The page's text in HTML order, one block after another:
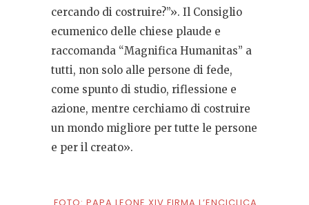
cercando di costruire?”». Il Consiglio
ecumenico delle chiese plaude e
raccomanda “Magnifica Humanitas” a
tutti, non solo alle persone di fede,
come spunto di studio, riflessione e
azione, mentre cerchiamo di costruire
un mondo migliore per tutte le persone
e per il creato».